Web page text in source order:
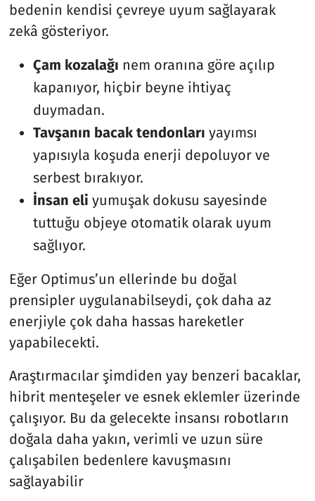
bedenin kendisi çevreye uyum sağlayarak
zekâ gösteriyor.
Çam kozalağı nem oranına göre açılıp
kapanıyor, hiçbir beyne ihtiyaç
duymadan.
Tavşanın bacak tendonları yayımsı
yapısıyla koşuda enerji depoluyor ve
serbest bırakıyor.
İnsan eli yumuşak dokusu sayesinde
tuttuğu objeye otomatik olarak uyum
sağlıyor.
Eğer Optimus’un ellerinde bu doğal
prensipler uygulanabilseydi, çok daha az
enerjiyle çok daha hassas hareketler
yapabilecekti.
Araştırmacılar şimdiden yay benzeri bacaklar,
hibrit menteşeler ve esnek eklemler üzerinde
çalışıyor. Bu da gelecekte insansı robotların
doğala daha yakın, verimli ve uzun süre
çalışabilen bedenlere kavuşmasını
sağlayabilir